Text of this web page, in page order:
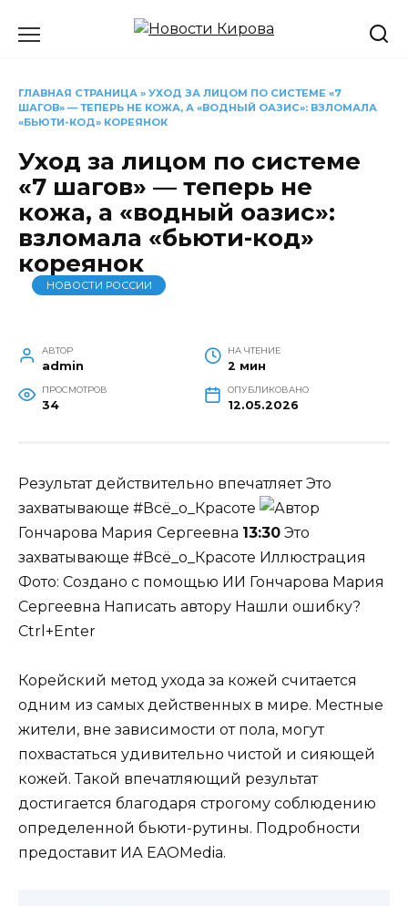
ГЛАВНАЯ СТРАНИЦА » УХОД ЗА ЛИЦОМ ПО СИСТЕМЕ «7
ШАГОВ» — ТЕПЕРЬ НЕ КОЖА, А «ВОДНЫЙ ОАЗИС»: ВЗЛОМАЛА
«БЬЮТИ-КОД» КОРЕЯНОК
Уход за лицом по системе
«7 шагов» — теперь не
кожа, а «водный оазис»:
взломала «бьюти-код»
кореянок
НОВОСТИ РОССИИ
АВТОР
admin
НА ЧТЕНИЕ
2 мин
ПРОСМОТРОВ
34
ОПУБЛИКОВАНО
12.05.2026
Результат действительно впечатляетЭто
захватывающе #Всё_о_Красоте
Гончарова Мария Сергеевна 13:30 Это
захватывающе #Всё_о_Красоте Иллюстрация
Фото: Создано с помощью ИИ Гончарова Мария
Сергеевна Написать автору Нашли ошибку?
Ctrl+Enter
Корейский метод ухода за кожей считается
одним из самых действенных в мире. Местные
жители, вне зависимости от пола, могут
похвастаться удивительно чистой и сияющей
кожей. Такой впечатляющий результат
достигается благодаря строгому соблюдению
определенной бьюти-рутины. Подробности
предоставит ИА EAOMedia.